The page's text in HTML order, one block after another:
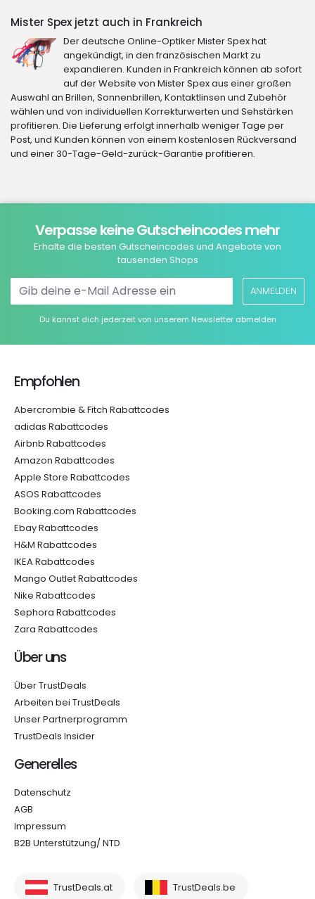
Mister Spex jetzt auch in Frankreich
Der deutsche Online-Optiker Mister Spex hat
angekündigt, in den französischen Markt zu
expandieren. Kunden in Frankreich können ab sofort
auf der Website von Mister Spex aus einer großen
Auswahl an Brillen, Sonnenbrillen, Kontaktlinsen und Zubehör
wählen und von individuellen Korrekturwerten und Sehstärken
profitieren. Die Lieferung erfolgt innerhalb weniger Tage per
Post, und Kunden können von einem kostenlosen Rückversand
und einer 30-Tage-Geld-zurück-Garantie profitieren.
Verpasse keine Gutscheincodes mehr
Erhalte die besten Gutscheincodes und Angebote von
tausenden Shops
ANMELDEN
Du kannst dich jederzeit von unserem Newsletter abmelden
Empfohlen
Abercrombie & Fitch Rabattcodes
adidas Rabattcodes
Airbnb Rabattcodes
Amazon Rabattcodes
Apple Store Rabattcodes
ASOS Rabattcodes
Booking.com Rabattcodes
Ebay Rabattcodes
H&M Rabattcodes
IKEA Rabattcodes
Mango Outlet Rabattcodes
Nike Rabattcodes
Sephora Rabattcodes
Zara Rabattcodes
Über uns
Über TrustDeals
Arbeiten bei TrustDeals
Unser Partnerprogramm
TrustDeals Insider
Generelles
Datenschutz
AGB
Impressum
B2B Unterstützung/ NTD
TrustDeals.at TrustDeals.be